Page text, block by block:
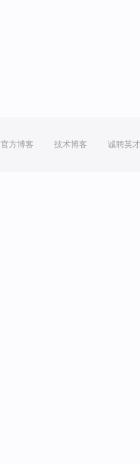
官方博客 技术博客 诚聘英才